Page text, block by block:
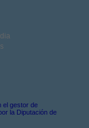
el gestor de
la Diputación de